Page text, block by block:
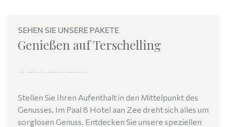
SEHEN SIE UNSERE PAKETE
Genießen auf Terschelling
Stellen Sie Ihren Aufenthalt in den Mittelpunkt des
Genusses. Im Paal 8 Hotel aan Zee dreht sich alles um
sorglosen Genuss. Entdecken Sie unsere speziellen